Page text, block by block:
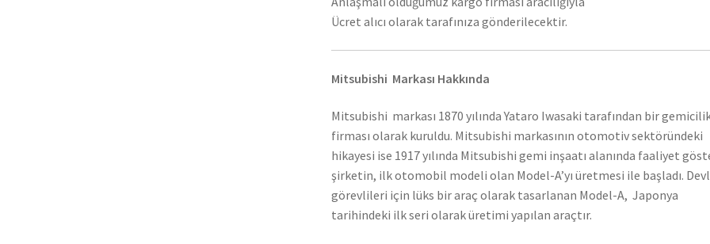
Ücret alıcı olarak tarafınıza gönderilecektir.
Mitsubishi Markası Hakkında
Mitsubishi markası 1870 yılında Yataro Iwasaki tarafından bir
firması olarak kuruldu. Mitsubishi markasının otomotiv sektöründeki
hikayesi ise 1917 yılında Mitsubishi gemi inşaatı alanında faaliyet
şirketin, ilk otomobil modeli olan Model-A’yı üretmesi ile başladı.
görevlileri için lüks bir araç olarak tasarlanan Model-A, Japonya
tarihindeki ilk seri olarak üretimi yapılan araçtır.